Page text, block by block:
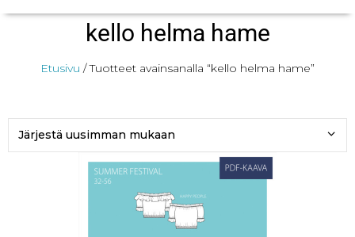
kello helma hame
Etusivu / Tuotteet avainsanalla “kello helma hame”